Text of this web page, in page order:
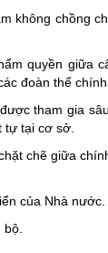
không chồng
quyền giữa
đoàn thể
tham gia
tự tại cơ sở.
chẽ giữa
của Nhà nước.
bộ.